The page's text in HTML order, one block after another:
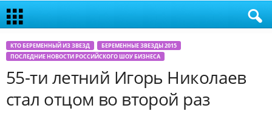
КТО БЕРЕМЕННЫЙ ИЗ ЗВЕЗД
БЕРЕМЕННЫЕ ЗВЕЗДЫ 2015
ПОСЛЕДНИЕ НОВОСТИ РОССИЙСКОГО ШОУ БИЗНЕСА
55-ти летний Игорь Николаев
стал отцом во второй раз